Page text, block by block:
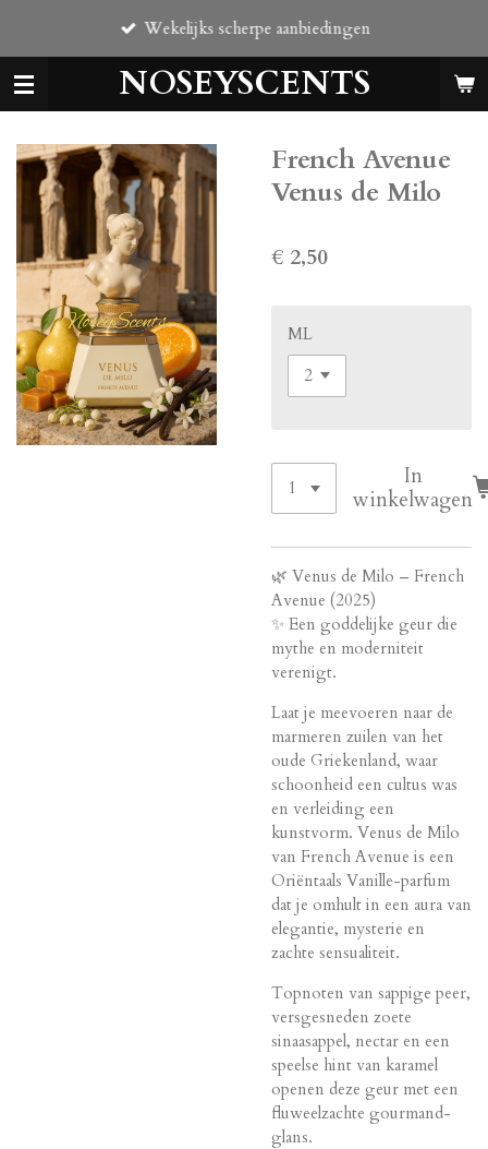
de
hoofdinhoud
NOSEYSCENTS
Wekelijks scherpe aanbiedingen
French Avenue
Venus de Milo
€ 2,50
ML
In
winkelwagen
🌿 Venus de Milo – French
Avenue (2025)
✨ Een goddelijke geur die
mythe en moderniteit
verenigt.
Laat je meevoeren naar de
marmeren zuilen van het
oude Griekenland, waar
schoonheid een cultus was
en verleiding een
kunstvorm. Venus de Milo
van French Avenue is een
Oriëntaals Vanille-parfum
dat je omhult in een aura van
elegantie, mysterie en
zachte sensualiteit.
Topnoten van sappige peer,
versgesneden zoete
sinaasappel, nectar en een
speelse hint van karamel
openen deze geur met een
fluweelzachte gourmand-
glans.